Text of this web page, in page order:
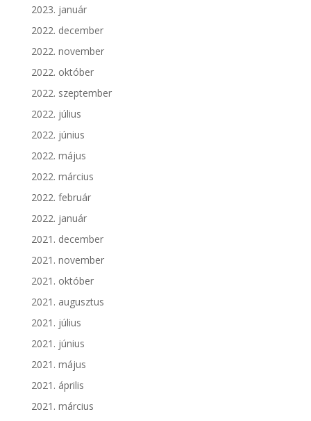
2023. január
2022. december
2022. november
2022. október
2022. szeptember
2022. július
2022. június
2022. május
2022. március
2022. február
2022. január
2021. december
2021. november
2021. október
2021. augusztus
2021. július
2021. június
2021. május
2021. április
2021. március